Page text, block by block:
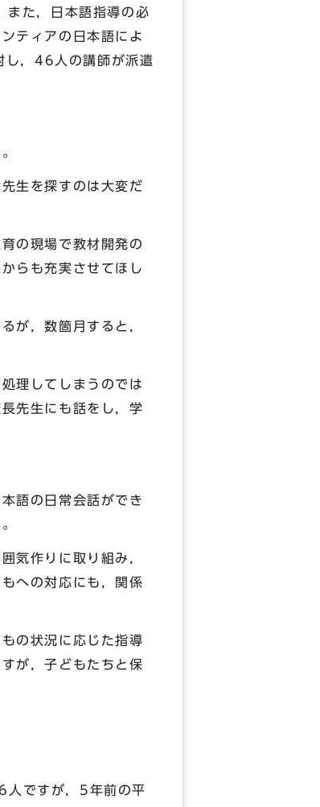
また，日本語指導の必
ティアの日本語によ
し，46人の講師が派遣
生を探すのは大変だ
の現場で教材開発の
らも充実させてほし
が，数箇月すると，
理してしまうのでは
先生にも話をし，学
語の日常会話ができ
気作りに取り組み，
への対応にも，関係
の状況に応じた指導
が，子どもたちと保
ですが，5年前の平